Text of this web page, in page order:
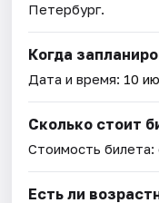
Петербург.
Когда
Дата и время: 10
Сколько стоит
Стоимость билета:
Есть ли